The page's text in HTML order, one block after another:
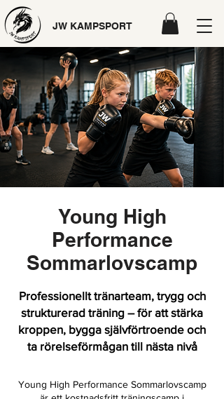
JW KAMPSPORT
Young High
Performance
Sommarlovscamp
Professionellt tränarteam, trygg och
strukturerad träning – för att stärka
kroppen, bygga självförtroende och
ta rörelseförmågan till nästa nivå
Young High Performance Sommarlovscamp